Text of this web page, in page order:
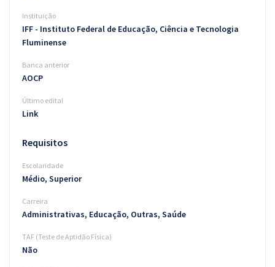
Atendimento
Instituição
IFF - Instituto Federal de Educação, Ciência e Tecnologia
Fluminense
Banca anterior
AOCP
Último edital
Link
Requisitos
Escolaridade
Médio, Superior
Carreira
Administrativas, Educação, Outras, Saúde
TAF (Teste de Aptidão Física)
Não